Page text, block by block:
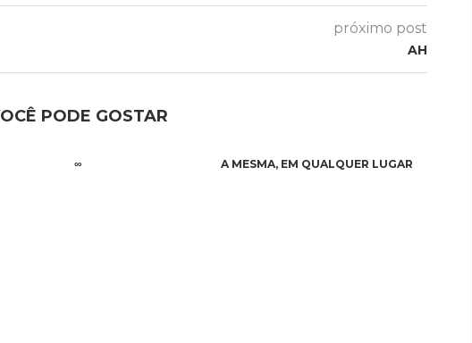
próximo post
AH
PODE GOSTAR
∞ A MESMA, EM QUALQUER LUGAR